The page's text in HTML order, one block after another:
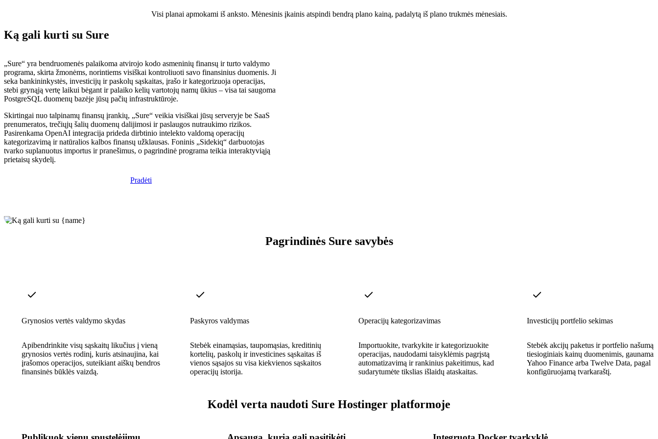
Visi planai apmokami iš anksto. Mėnesinis įkainis atspindi bendrą plano kainą, padalytą iš plano trukmės mėnesiais.
Ką gali kurti su Sure
„Sure“ yra bendruomenės palaikoma atvirojo kodo asmeninių finansų ir turto valdymo
programa, skirta žmonėms, norintiems visiškai kontroliuoti savo finansinius duomenis. Ji
seka bankininkystės, investicijų ir paskolų sąskaitas, įrašo ir kategorizuoja operacijas,
stebi grynąją vertę laikui bėgant ir palaiko kelių vartotojų namų ūkius – visa tai saugoma
PostgreSQL duomenų bazėje jūsų pačių infrastruktūroje.
Skirtingai nuo talpinamų finansų įrankių, „Sure“ veikia visiškai jūsų serveryje be SaaS
prenumeratos, trečiųjų šalių duomenų dalijimosi ir paslaugos nutraukimo rizikos.
Pasirenkama OpenAI integracija prideda dirbtinio intelekto valdomą operacijų
kategorizavimą ir natūralios kalbos finansų užklausas. Foninis „Sidekiq“ darbuotojas
tvarko suplanuotus importus ir pranešimus, o pagrindinė programa teikia interaktyviąją
prietaisų skydelį.
Pradėti
Pagrindinės Sure savybės
Grynosios vertės valdymo skydas
Apibendrinkite visų sąskaitų likučius į vieną
grynosios vertės rodinį, kuris atsinaujina, kai
įrašomos operacijos, suteikiant aiškų bendros
finansinės būklės vaizdą.
Paskyros valdymas
Stebėk einamąsias, taupomąsias, kreditinių
kortelių, paskolų ir investicines sąskaitas iš
vienos sąsajos su visa kiekvienos sąskaitos
operacijų istorija.
Operacijų kategorizavimas
Importuokite, tvarkykite ir kategorizuokite
operacijas, naudodami taisyklėmis pagrįstą
automatizavimą ir rankinius pakeitimus, kad
sudarytumėte tikslias išlaidų ataskaitas.
Investicijų portfelio sekimas
Stebėk akcijų paketus ir portfelio našumą
tiesioginiais kainų duomenimis,
Yahoo Finance arba Twelve Data, pagal
konfigūruojamą tvarkaraštį.
Kodėl verta naudoti Sure Hostinger platformoje